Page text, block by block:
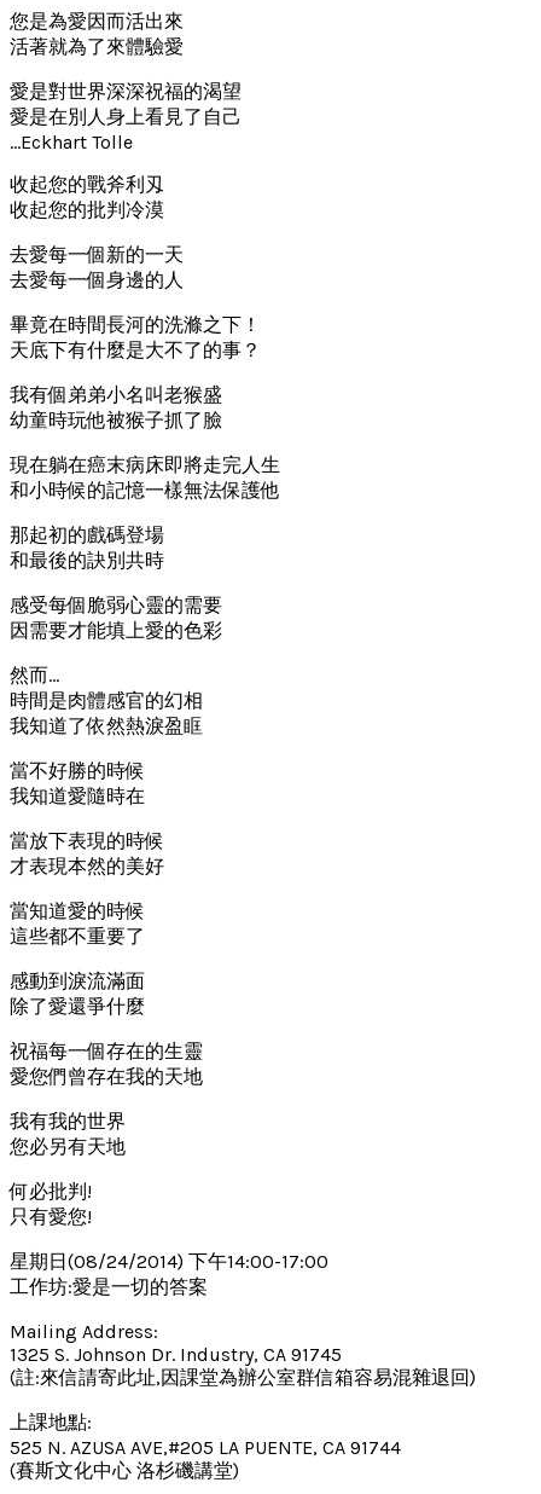
您是為愛因而活出來
活著就為了來體驗愛
愛是對世界深深祝福的渴望
愛是在別人身上看見了自己
…Eckhart Tolle
收起您的戰斧利刄
收起您的批判冷漠
去愛每一個新的一天
去愛每一個身邊的人
畢竟在時間長河的洗滌之下！
天底下有什麼是大不了的事？
我有個弟弟小名叫老猴盛
幼童時玩他被猴子抓了臉
現在躺在癌末病床即將走完人生
和小時候的記憶一樣無法保護他
那起初的戲碼登場
和最後的訣別共時
感受每個脆弱心靈的需要
因需要才能填上愛的色彩
然而…
時間是肉體感官的幻相
我知道了依然熱淚盈眶
當不好勝的時候
我知道愛隨時在
當放下表現的時候
才表現本然的美好
當知道愛的時候
這些都不重要了
感動到淚流滿面
除了愛還爭什麼
祝福每一個存在的生靈
愛您們曾存在我的天地
我有我的世界
您必另有天地
何必批判!
只有愛您!
星期日(08/24/2014) 下午14:00-17:00
工作坊:愛是一切的答案
Mailing Address:
1325 S. Johnson Dr. Industry, CA 91745
(註:來信請寄此址,因課堂為辦公室群信箱容易混雜退回)
上課地點:
525 N. AZUSA AVE,#205 LA PUENTE, CA 91744
(賽斯文化中心 洛杉磯講堂)